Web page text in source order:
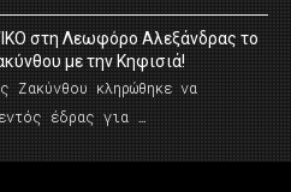
στη Λεωφόρο Αλεξάνδρας το
με την Κηφισιά!
Ζακύνθου κληρώθηκε να
έδρας για …